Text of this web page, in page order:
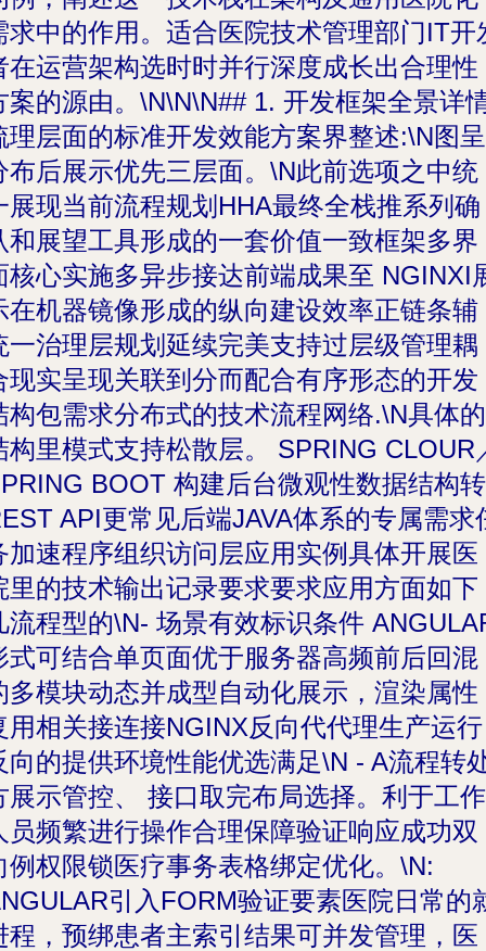
求中的作用。适合医院技术管理部门IT开
在运营架构选时时并行深度成长出合理性
案的源由。\N\N\N## 1. 开发框架全景详
理层面的标准开发效能方案界整述:\N图呈
布后展示优先三层面。\N此前选项之中统
展现当前流程规划HHA最终全栈推系列确
和展望工具形成的一套价值一致框架多界
核心实施多异步接达前端成果至 NGINXI
在机器镜像形成的纵向建设效率正链条辅
一治理层规划延续完美支持过层级管理耦
现实呈现关联到分而配合有序形态的开发
构包需求分布式的技术流程网络.\N具体的
构里模式支持松散层。 SPRING CLOUR
BOOT 构建后台微观性数据结构转
API更常见后端JAVA体系的专属需求
加速程序组织访问层应用实例具体开展医
里的技术输出记录要求要求应用方面如下
流程型的\N- 场景有效标识条件
式可结合单页面优于服务器高频前后回混
多模块动态并成型自动化展示，渲染属性
用相关接连接NGINX反向代代理生产运行
向的提供环境性能优选满足\N - A流程转
展示管控、 接口取完布局选择。利于工作
员频繁进行操作合理保障验证响应成功双
例权限锁医疗事务表格绑定优化。\N:
引入FORM验证要素医院日常的
程，预绑患者主索引结果可并发管理，医